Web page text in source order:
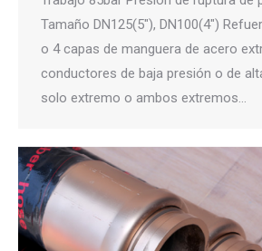
Tamaño DN125(5″), DN100(4″)
o 4 capas de manguera de acero
conductores de baja presión o de
solo extremo o ambos extremos…